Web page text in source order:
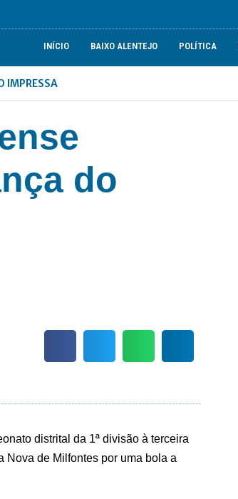
INÍCIO BAIXO ALENTEJO POLÍTICA
IMPRESSA
do
distrital da 1ª divisão à terceira
Nova de Milfontes por uma bola a